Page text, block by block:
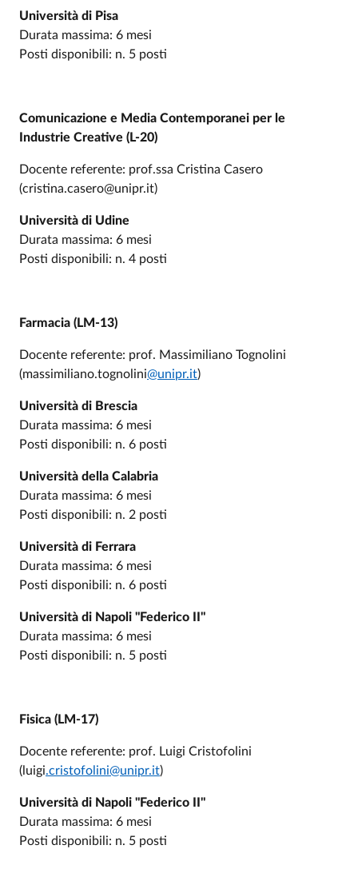
Università di Pisa
Durata massima: 6 mesi
Posti disponibili: n. 5 posti
Comunicazione e Media Contemporanei per le
Industrie Creative (L-20)
Docente referente: prof.ssa Cristina Casero
(cristina.casero@unipr.it)
Università di Udine
Durata massima: 6 mesi
Posti disponibili: n. 4 posti
Farmacia (LM-13)
Docente referente: prof. Massimiliano Tognolini
(massimiliano.tognolini@unipr.it)
Università di Brescia
Durata massima: 6 mesi
Posti disponibili: n. 6 posti
Università della Calabria
Durata massima: 6 mesi
Posti disponibili: n. 2 posti
Università di Ferrara
Durata massima: 6 mesi
Posti disponibili: n. 6 posti
Università di Napoli "Federico II"
Durata massima: 6 mesi
Posti disponibili: n. 5 posti
Fisica (LM-17)
Docente referente: prof. Luigi Cristofolini
(luigi.cristofolini@unipr.it)
Università di Napoli "Federico II"
Durata massima: 6 mesi
Posti disponibili: n. 5 posti